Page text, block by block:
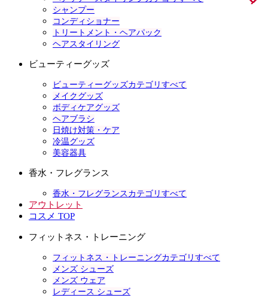
シャンプー
コンディショナー
トリートメント・ヘアパック
ヘアスタイリング
ビューティーグッズ
ビューティーグッズカテゴリすべて
メイクグッズ
ボディケアグッズ
ヘアブラシ
日焼け対策・ケア
冷温グッズ
美容器具
香水・フレグランス
香水・フレグランスカテゴリすべて
アウトレット
コスメ TOP
フィットネス・トレーニング
フィットネス・トレーニングカテゴリすべて
メンズ シューズ
メンズ ウェア
レディース シューズ